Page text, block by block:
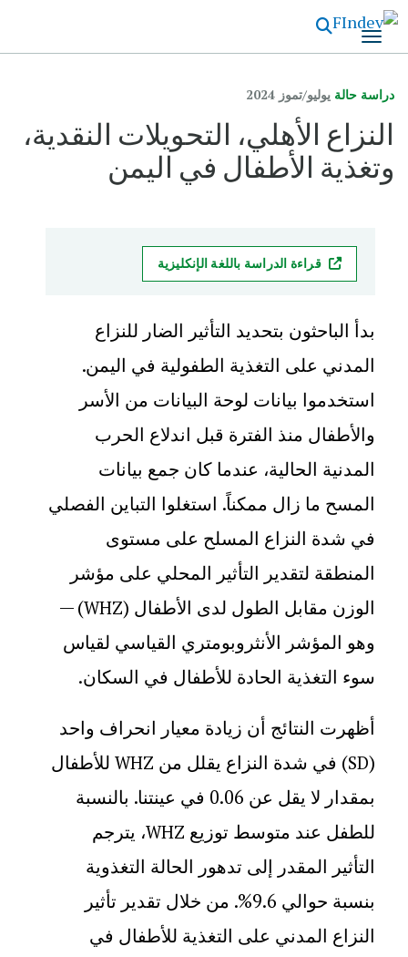
دراسة حالة يوليو/تموز 2024
النزاع الأهلي، التحويلات النقدية،
وتغذية الأطفال في اليمن
قراءة الدراسة باللغة الإنكليزية
بدأ الباحثون بتحديد التأثير الضار للنزاع
المدني على التغذية الطفولية في اليمن.
استخدموا بيانات لوحة البيانات من الأسر
والأطفال منذ الفترة قبل اندلاع الحرب
المدنية الحالية، عندما كان جمع بيانات
المسح ما زال ممكناً. استغلوا التباين الفصلي
في شدة النزاع المسلح على مستوى
المنطقة لتقدير التأثير المحلي على مؤشر
الوزن مقابل الطول لدى الأطفال (WHZ
) —
وهو المؤشر الأنثروبومتري القياسي لقياس
سوء التغذية الحادة للأطفال في السكان.
أظهرت النتائج أن زيادة معيار انحراف واحد
SD) في شدة النزاع يقلل منWHZللأطفال
بمقدار لا يقل عن 0.06 في عينتنا. بالنسبة
للطفل عند متوسط توزيعWHZ، يترجم
التأثير المقدر إلى تدهور الحالة التغذوية
بنسبة حوالي 9.6%. من خلال تقدير تأثير
النزاع المدني على التغذية للأطفال في